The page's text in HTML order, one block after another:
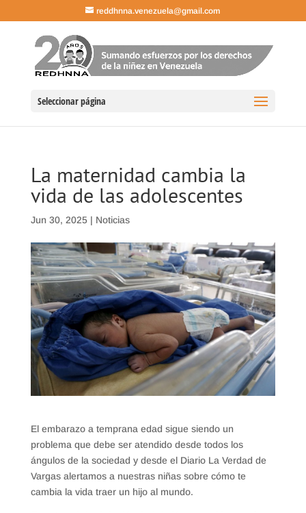
reddhnna.venezuela@gmail.com
Seleccionar página
La maternidad cambia la
vida de las adolescentes
Jun 30, 2025| Noticias
El embarazo a temprana edad sigue siendo un
problema que debe ser atendido desde todos los
ángulos de la sociedad y desde el Diario La Verdad de
Vargas alertamos a nuestras niñas sobre cómo te
cambia la vida traer un hijo al mundo.